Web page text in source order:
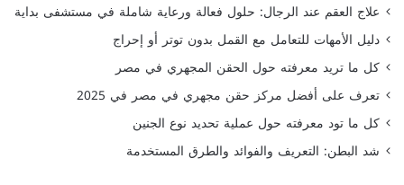
علاج العقم عند الرجال: حلول فعالة ورعاية شاملة في مستشفى بداية
دليل الأمهات للتعامل مع القمل بدون توتر أو إحراج
كل ما تريد معرفته حول الحقن المجهري في مصر
تعرف على أفضل مركز حقن مجهري في مصر في 2025
كل ما تود معرفته حول عملية تحديد نوع الجنين
شد البطن: التعريف والفوائد والطرق المستخدمة